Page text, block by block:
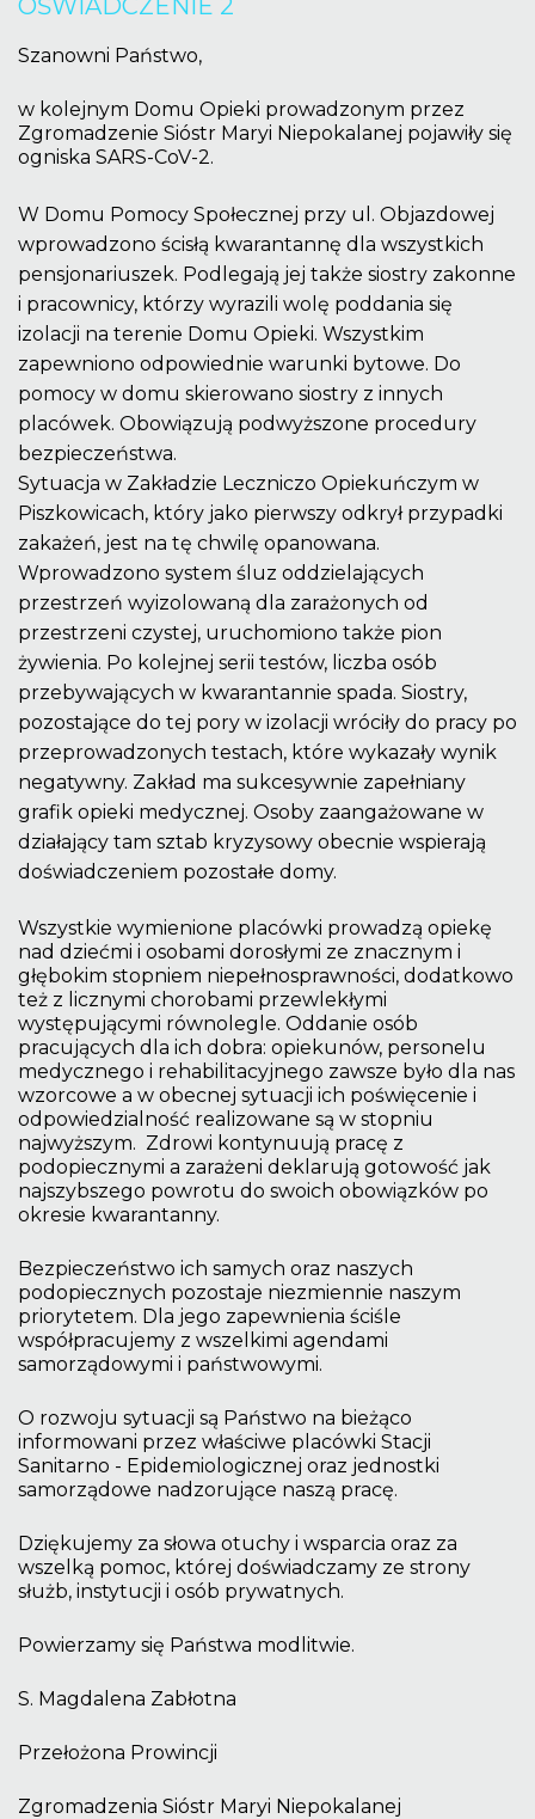
Szanowni Państwo,
w kolejnym Domu Opieki prowadzonym przez
Zgromadzenie Sióstr Maryi Niepokalanej pojawiły się
ogniska SARS-CoV-2.
W Domu Pomocy Społecznej przy ul. Objazdowej
wprowadzono ścisłą kwarantannę dla wszystkich
pensjonariuszek. Podlegają jej także siostry zakonne
i pracownicy, którzy wyrazili wolę poddania się
izolacji na terenie Domu Opieki. Wszystkim
zapewniono odpowiednie warunki bytowe. Do
pomocy w domu skierowano siostry z innych
placówek. Obowiązują podwyższone procedury
bezpieczeństwa.
Sytuacja w Zakładzie Leczniczo Opiekuńczym w
Piszkowicach, który jako pierwszy odkrył przypadki
zakażeń, jest na tę chwilę opanowana.
Wprowadzono system śluz oddzielających
przestrzeń wyizolowaną dla zarażonych od
przestrzeni czystej, uruchomiono także pion
żywienia. Po kolejnej serii testów, liczba osób
przebywających w kwarantannie spada. Siostry,
pozostające do tej pory w izolacji wróciły do pracy po
przeprowadzonych testach, które wykazały wynik
negatywny. Zakład ma sukcesywnie zapełniany
grafik opieki medycznej. Osoby zaangażowane w
działający tam sztab kryzysowy obecnie wspierają
doświadczeniem pozostałe domy.
Wszystkie wymienione placówki prowadzą opiekę
nad dziećmi i osobami dorosłymi ze znacznym i
głębokim stopniem niepełnosprawności, dodatkowo
też z licznymi chorobami przewlekłymi
występującymi równolegle. Oddanie osób
pracujących dla ich dobra: opiekunów, personelu
medycznego i rehabilitacyjnego zawsze było dla nas
wzorcowe a w obecnej sytuacji ich poświęcenie i
odpowiedzialność realizowane są w stopniu
najwyższym. Zdrowi kontynuują pracę z
podopiecznymi a zarażeni deklarują gotowość jak
najszybszego powrotu do swoich obowiązków po
okresie kwarantanny.
Bezpieczeństwo ich samych oraz naszych
podopiecznych pozostaje niezmiennie naszym
priorytetem. Dla jego zapewnienia ściśle
współpracujemy z wszelkimi agendami
samorządowymi i państwowymi.
O rozwoju sytuacji są Państwo na bieżąco
informowani przez właściwe placówki Stacji
Sanitarno - Epidemiologicznej oraz jednostki
samorządowe nadzorujące naszą pracę.
Dziękujemy za słowa otuchy i wsparcia oraz za
wszelką pomoc, której doświadczamy ze strony
służb, instytucji i osób prywatnych.
Powierzamy się Państwa modlitwie.
S. Magdalena Zabłotna
Przełożona Prowincji
Zgromadzenia Sióstr Maryi Niepokalanej
username?